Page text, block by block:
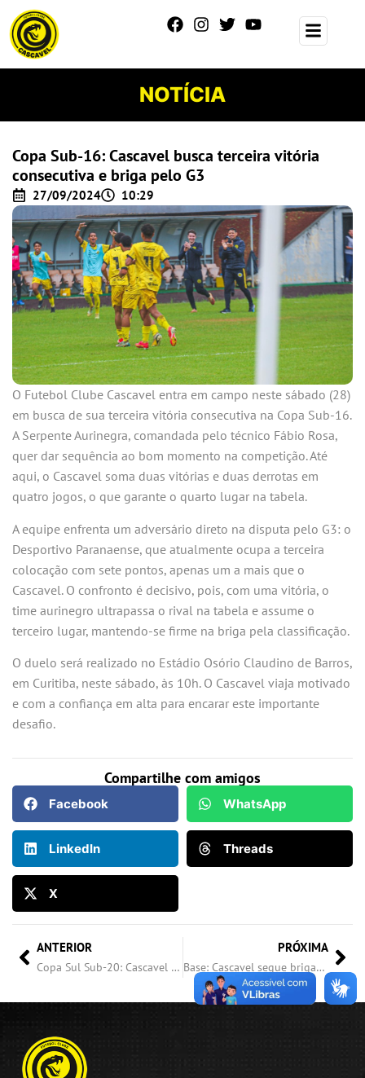
NOTÍCIA
Copa Sub-16: Cascavel busca terceira vitória
consecutiva e briga pelo G3
27/09/2024 10:29
O Futebol Clube Cascavel entra em campo neste sábado (28)
em busca de sua terceira vitória consecutiva na Copa Sub-16.
A Serpente Aurinegra, comandada pelo técnico Fábio Rosa,
quer dar sequência ao bom momento na competição. Até
aqui, o Cascavel soma duas vitórias e duas derrotas em
quatro jogos, o que garante o quarto lugar na tabela.
A equipe enfrenta um adversário direto na disputa pelo G3: o
Desportivo Paranaense, que atualmente ocupa a terceira
colocação com sete pontos, apenas um a mais que o
Cascavel. O confronto é decisivo, pois, com uma vitória, o
time aurinegro ultrapassa o rival na tabela e assume o
terceiro lugar, mantendo-se firme na briga pela classificação.
O duelo será realizado no Estádio Osório Claudino de Barros,
em Curitiba, neste sábado, às 10h. O Cascavel viaja motivado
e com a confiança em alta para encarar este importante
desafio.
Compartilhe com amigos
Facebook WhatsApp
LinkedIn Threads
X
ANTERIOR
Copa Sul Sub-20: Cascavel joga fora de casa e busca manter a invencibilidade
PRÓXIMA
Base: Cascavel segue brigando pelas primeiras posições